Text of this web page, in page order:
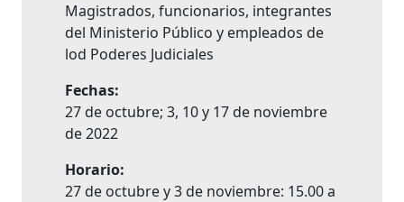
Magistrados, funcionarios, integrantes
del Ministerio Público y empleados de
lod Poderes Judiciales
Fechas:
27 de octubre; 3, 10 y 17 de noviembre
de 2022
Horario:
27 de octubre y 3 de noviembre: 15.00 a